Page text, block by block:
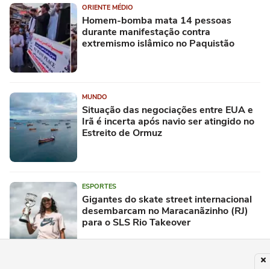
ORIENTE MÉDIO
Homem-bomba mata 14 pessoas
durante manifestação contra
extremismo islâmico no Paquistão
MUNDO
Situação das negociações entre EUA e
Irã é incerta após navio ser atingido no
Estreito de Ormuz
ESPORTES
Gigantes do skate street internacional
desembarcam no Maracanãzinho (RJ)
para o SLS Rio Takeover